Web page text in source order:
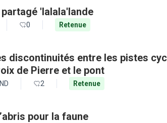
'lalala'lande
0 Retenue
discontinuités entre les pistes
de Pierre et le pont
2 Retenue
pour la faune